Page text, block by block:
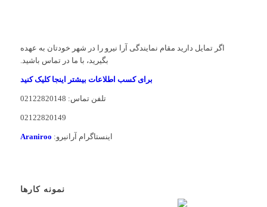
اگر تمایل دارید مقام نمایندگی آرا نیرو را در شهر خودتان به عهده
بگیرید، با ما در تماس باشید.
برای کسب اطلاعات بیشتر اینجا کلیک کنید
تلفن تماس: 02122820148
02122820149
اینستاگرام آرانیرو: Araniroo
نمونه کارها